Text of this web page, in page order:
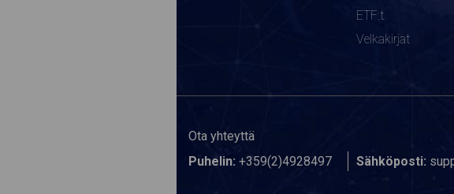
ETF:t
Velkakirjat
Ota yhteyttä
Puhelin: +359(2)4928497 Sähköposti: